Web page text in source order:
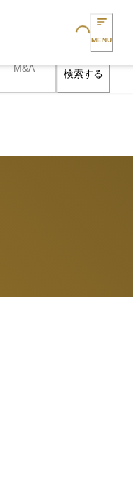
Loading...
MENU
M&A 検索する